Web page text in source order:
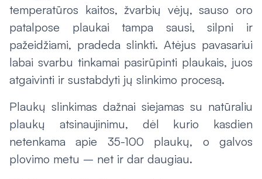
temperatūros kaitos, žvarbių vėjų, sauso oro
patalpose plaukai tampa sausi, silpni ir
pažeidžiami, pradeda slinkti. Atėjus pavasariui
labai svarbu tinkamai pasirūpinti plaukais, juos
atgaivinti ir sustabdyti jų slinkimo procesą.
Plaukų slinkimas dažnai siejamas su natūraliu
plaukų atsinaujinimu, dėl kurio kasdien
netenkama apie 35-100 plaukų, o galvos
plovimo metu – net ir dar daugiau.